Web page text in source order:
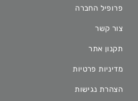
פרופיל החברה
צור קשר
תקנון אתר
מדיניות פרטיות
הצהרת נגישות